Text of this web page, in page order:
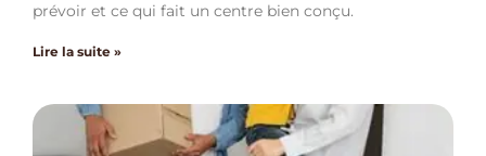
prévoir et ce qui fait un centre bien conçu.
Lire la suite »